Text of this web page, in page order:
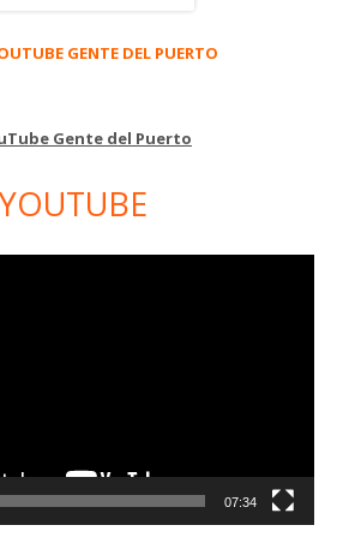
GENTE DEL PUERTO
Gente del Puerto
07:34